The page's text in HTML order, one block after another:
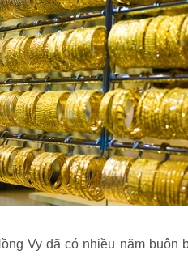
Vy đã có nhiều năm buôn